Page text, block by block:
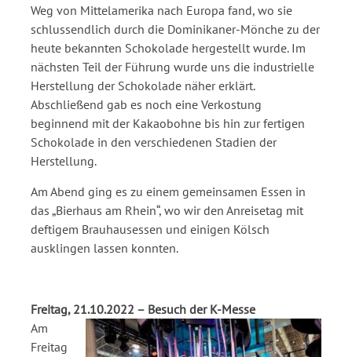
Weg von Mittelamerika nach Europa fand, wo sie
schlussendlich durch die Dominikaner-Mönche zu der
heute bekannten Schokolade hergestellt wurde. Im
nächsten Teil der Führung wurde uns die industrielle
Herstellung der Schokolade näher erklärt.
Abschließend gab es noch eine Verkostung
beginnend mit der Kakaobohne bis hin zur fertigen
Schokolade in den verschiedenen Stadien der
Herstellung.
Am Abend ging es zu einem gemeinsamen Essen in
das „Bierhaus am Rhein“, wo wir den Anreisetag mit
deftigem Brauhausessen und einigen Kölsch
ausklingen lassen konnten.
Freitag, 21.10.2022 – Besuch der K-Messe
Am
Freitag